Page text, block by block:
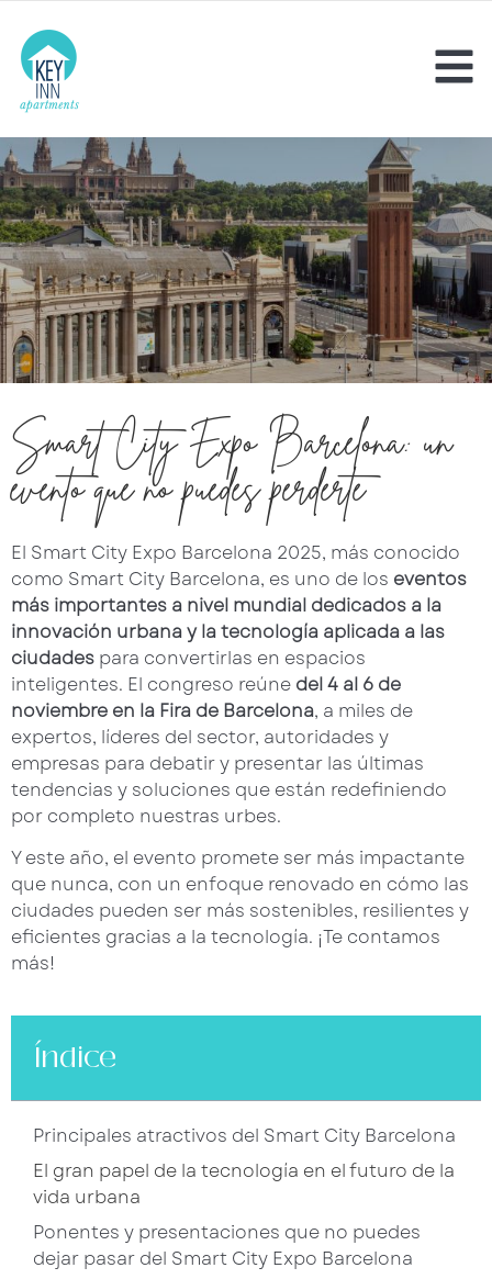
Smart City Expo Barcelona: un
evento que no puedes perderte
El Smart City Expo Barcelona 2025, más conocido
como Smart City Barcelona, es uno de los eventos
más importantes a nivel mundial dedicados a la
innovación urbana y la tecnología aplicada a las
ciudades para convertirlas en espacios
inteligentes. El congreso reúne del 4 al 6 de
noviembre en la Fira de Barcelona, a miles de
expertos, líderes del sector, autoridades y
empresas para debatir y presentar las últimas
tendencias y soluciones que están redefiniendo
por completo nuestras urbes.
Y este año, el evento promete ser más impactante
que nunca, con un enfoque renovado en cómo las
ciudades pueden ser más sostenibles, resilientes y
eficientes gracias a la tecnología. ¡Te contamos
más!
Índice
Principales atractivos del Smart City Barcelona
El gran papel de la tecnología en el futuro de la
vida urbana
Ponentes y presentaciones que no puedes
dejar pasar del Smart City Expo Barcelona